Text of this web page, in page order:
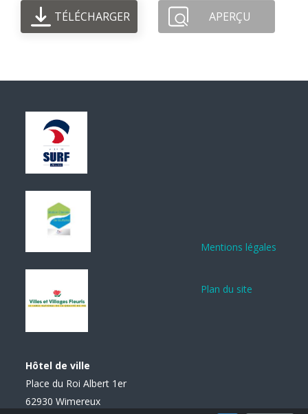
TÉLÉCHARGER APERÇU
Hôtel de ville
Place du Roi Albert 1er
62930 Wimereux
Mentions légales
Plan du site